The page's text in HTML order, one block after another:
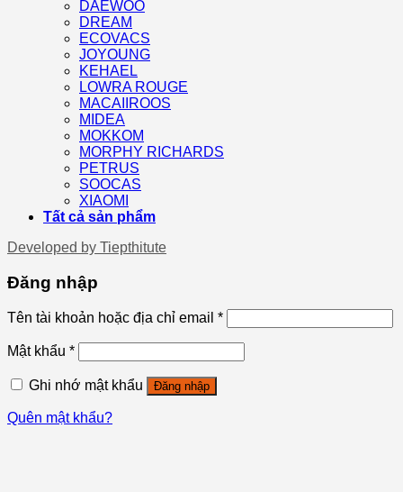
DAEWOO
DREAM
ECOVACS
JOYOUNG
KEHAEL
LOWRA ROUGE
MACAIIROOS
MIDEA
MOKKOM
MORPHY RICHARDS
PETRUS
SOOCAS
XIAOMI
Tất cả sản phẩm
Developed by Tiepthitute
Đăng nhập
Tên tài khoản hoặc địa chỉ email *
Mật khẩu *
Ghi nhớ mật khẩu Đăng nhập
Quên mật khẩu?